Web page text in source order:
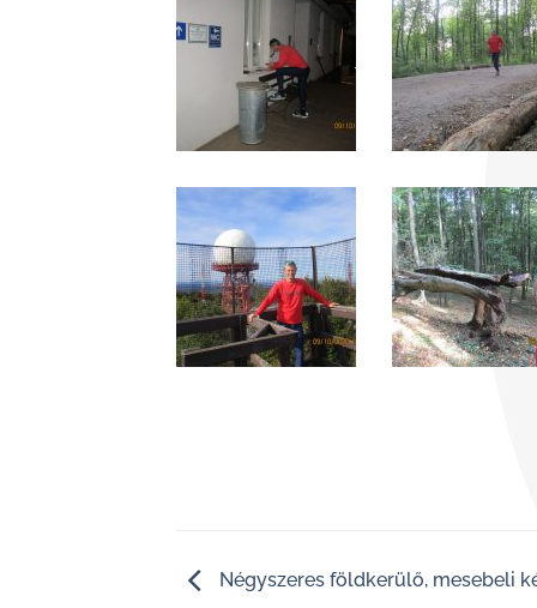
Négyszeres földkerülő, mesebeli